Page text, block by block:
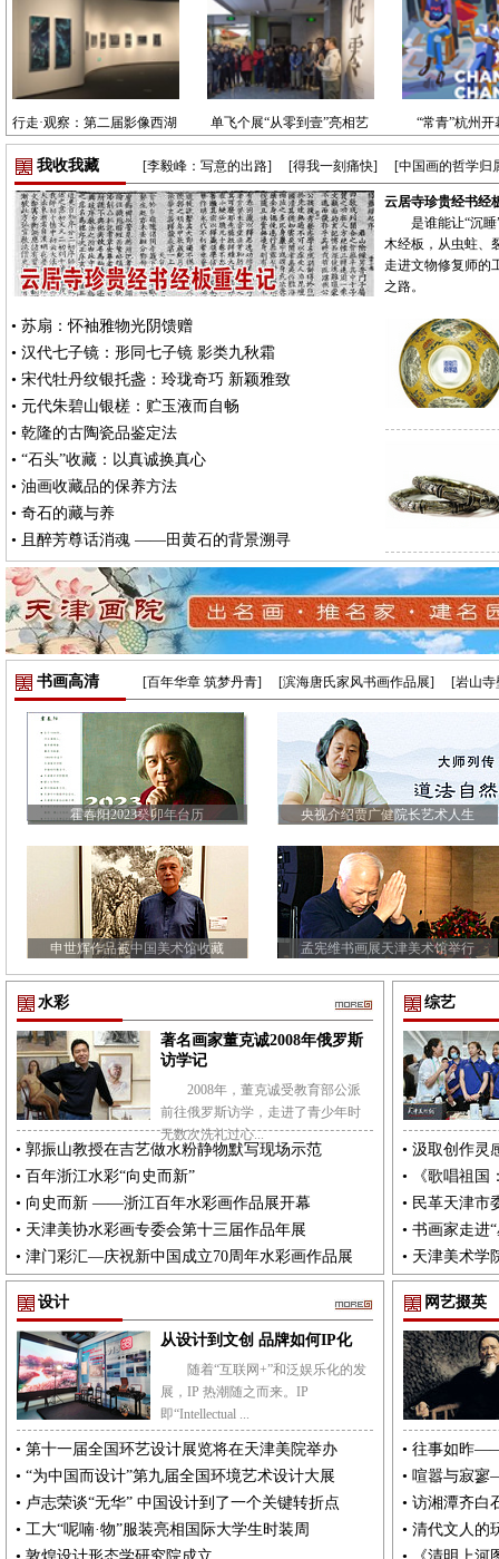
行走·观察：第二届影像西湖
单飞个展“从零到壹”亮相艺
“常青”杭州开
我收我藏 [李毅峰：写意的出路] [得我一刻痛快] [中国画的哲学归
云居寺珍贵经书经
是谁能让“沉
木经板，从虫蛀
走进文物修复师的
之路。
•苏扇：怀袖雅物光阴馈赠
•汉代七子镜：形同七子镜 影类九秋霜
•宋代牡丹纹银托盏：玲珑奇巧 新颖雅致
• 元代朱碧山银槎：贮玉液而自畅
•乾隆的古陶瓷品鉴定法
•“石头”收藏：以真诚换真心
•油画收藏品的保养方法
•奇石的藏与养
• 且醉芳尊话消魂 ——田黄石的背景溯寻
书画高清 [百年华章 筑梦丹青] [滨海唐氏家风书画作品展] [岩山
霍春阳2023癸卯年台历 央视介绍贾广健院长艺术人生
申世辉作品被中国美术馆收藏 孟宪维书画展天津美术馆举行
水彩
著名画家董克诚2008年俄罗斯
访学记
2008年，董克诚受教育部公派
前往俄罗斯访学，走进了青少年时
无数次洗礼过心...
•郭振山教授在吉艺做水粉静物默写现场示范
•百年浙江水彩“向史而新”
• 向史而新 ——浙江百年水彩画作品展开幕
• 天津美协水彩画专委会第十三届作品年展
•津门彩汇—庆祝新中国成立70周年水彩画作品展
综艺
•汲取创作灵
•
《歌唱祖
• 民革天津市
•书画家走进
• 天津美术学
设计
从设计到文创 品牌如何IP化
随着“互联网+”和泛娱乐化的发
展，IP 热潮随之而来。IP
即“Intellectual ...
•第十一届全国环艺设计展览将在天津美院举办
•“为中国而设计”第九届全国环境艺术设计大展
• 卢志荣谈“无华” 中国设计到了一个关键转折点
•工大“呢喃·物”服装亮相国际大学生时装周
网艺掇英
•往事如昨
•喧嚣与寂
•访湘潭齐白
•清代文人的